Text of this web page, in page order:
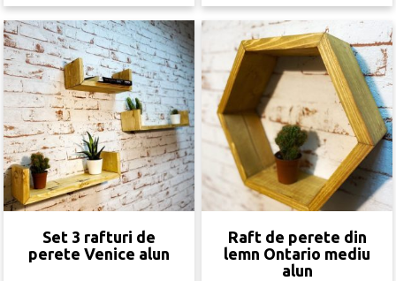
Set 3 rafturi de
perete Venice alun
Raft de perete din
lemn Ontario mediu
alun